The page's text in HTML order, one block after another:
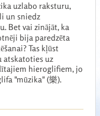
uzlabo raksturu,
un sniedz
Bet vai zinājāt, ka
bija paredzēta
Tas kļūst
atskatoties uz
hieroglifiem, jo
"mūzika" (樂).